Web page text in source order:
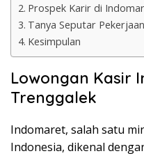
Prospek Karir di
Tanya Seputar Pekerjaan
Kesimpulan
Lowongan Kasir
Trenggalek
Indomaret, salah satu
Indonesia, dikenal